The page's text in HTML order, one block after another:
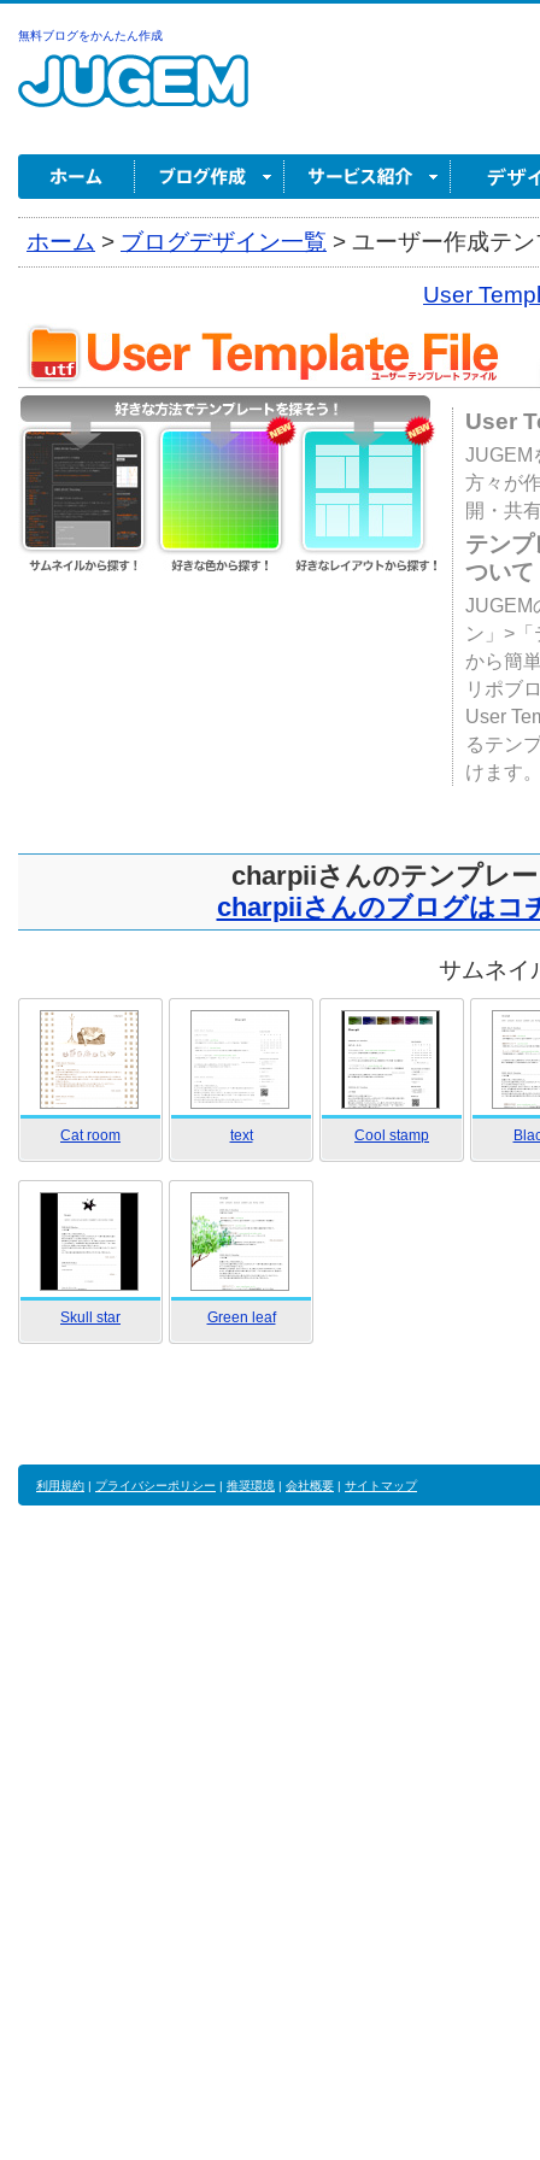
無料ブログをかんたん作成
ホーム > ブログデザイン一覧 > ユーザー作成テ
User
User
JUGEM
方々が
開・共
テン
ついて
JUGEM
ン」>
から簡
リポブ
User
るテン
けます
charpiiさんのテンプレ
charpiiさんのブログはコ
サムネイ
Cat room text Cool stamp
Skull star Green leaf
利用規約 | プライバシーポリシー | 推奨環境 | 会社概要 | サイトマップ